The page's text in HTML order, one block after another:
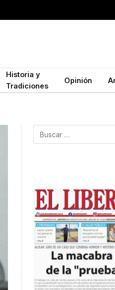
Historia y
Tradiciones
Opinión